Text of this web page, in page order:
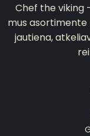
Chef the viking
mus asortimente
jautiena,